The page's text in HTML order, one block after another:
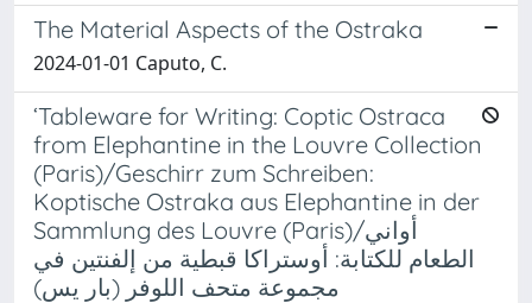
The Material Aspects of the Ostraka
2024-01-01 Caputo, C.
‘Tableware for Writing: Coptic Ostraca
from Elephantine in the Louvre Collection
(Paris)/Geschirr zum Schreiben:
Koptische Ostraka aus Elephantine in der
Sammlung des Louvre (Paris)/أواني
الطعام للكتابة: أوستراكا قبطية من إلفنتين في
مجموعة متحف اللوفر (بار يس)